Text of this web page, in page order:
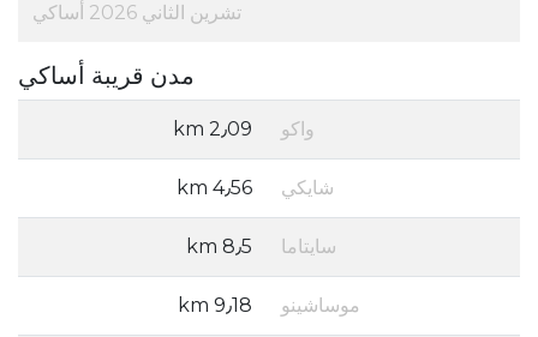
تشرين الثاني 2026 أساكي
مدن قريبة أساكي
واكو 2٫09 km
شايكي 4٫56 km
سايتاما 8٫5 km
موساشينو 9٫18 km